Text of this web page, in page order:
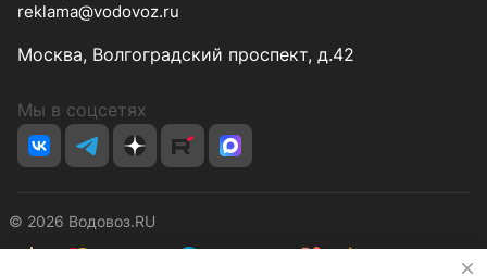
reklama@vodovoz.ru
Москва, Волгоградский проспект, д.42
Мы в соцсетях
© 2026 Водовоз.RU